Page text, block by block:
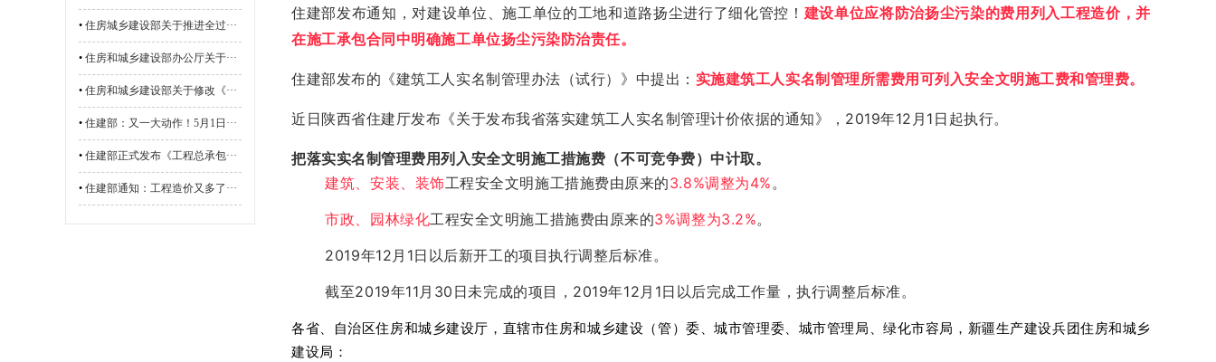
• 住房城乡建设部关于推进全过···
• 住房和城乡建设部办公厅关于···
• 住房和城乡建设部关于修改《···
• 住建部：又一大动作！5月1日···
• 住建部正式发布《工程总承包···
• 住建部通知：工程造价又多了···
住建部发布通知，对建设单位、施工单位的工地和道路扬尘进行了细化管控！ 建设单位应将防治扬尘污染的费用列入工程造价，并
在施工承包合同中明确施工单位扬尘污染防治责任。
住建部发布的《建筑工人实名制管理办法（试行）》中提出： 实施建筑工人实名制管理所需费用可列入安全文明施工费和管理费。
近日陕西省住建厅发布《关于发布我省落实建筑工人实名制管理计价依据的通知》， 2019年12月1日起执行。
把落实实名制管理费用列入安全文明施工措施费（不可竞争费）中计取。
建筑、安装、装饰工程安全文明施工措施费由原来的3.8%调整为4%。
市政、园林绿化工程安全文明施工措施费由原来的3%调整为3.2%。
2019年12月1日以后新开工的项目执行调整后标准。
截至2019年11月30日未完成的项目，2019年12月1日以后完成工作量，执行调整后标准。
各省、自治区住房和城乡建设厅，直辖市住房和城乡建设（管）委、城市管理委、城市管理局、绿化市容局，新疆生产建设兵团住房和城乡
建设局：